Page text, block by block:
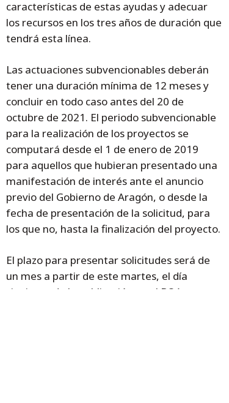
características de estas ayudas y adecuar
los recursos en los tres años de duración que
tendrá esta línea.
Las actuaciones subvencionables deberán
tener una duración mínima de 12 meses y
concluir en todo caso antes del 20 de
octubre de 2021. El periodo subvencionable
para la realización de los proyectos se
computará desde el 1 de enero de 2019
para aquellos que hubieran presentado una
manifestación de interés ante el anuncio
previo del Gobierno de Aragón, o desde la
fecha de presentación de la solicitud, para
los que no, hasta la finalización del proyecto.
El plazo para presentar solicitudes será de
un mes a partir de este martes, el día
siguiente de la publicación en el BOA.